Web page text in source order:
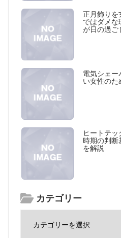
正月飾りを
ではダメな
が日の過ご
電気シェー
い女性のた
ヒートテッ
時期の判断
を解説
カテゴリー